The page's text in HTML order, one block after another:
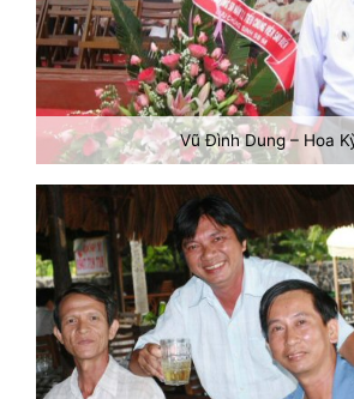
Vũ Đình Dung – Hoa